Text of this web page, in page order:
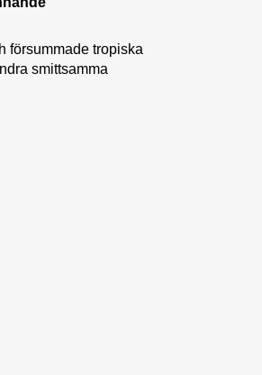
försummade tropiska
smittsamma